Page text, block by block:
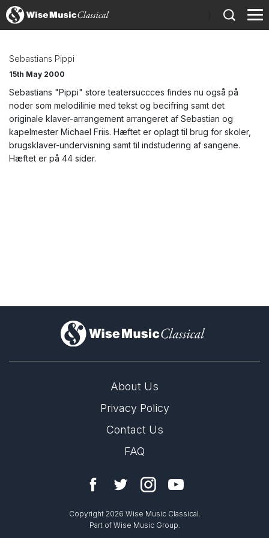
Sebastians Pippi
15th May 2000
Sebastians "Pippi" store teatersuccces findes nu også på
noder som melodilinie med tekst og becifring samt det
originale klaver-arrangement arrangeret af Sebastian og
kapelmester Michael Friis. Hæftet er oplagt til brug for skoler,
brugsklaver-undervisning samt til indstudering af sangene.
Hæftet er på 44 sider.
)
About Us
Privacy Policy
Contact Us
FAQ
Copyright 2026 Wise Music Classical.
Part of Wise Music Group.